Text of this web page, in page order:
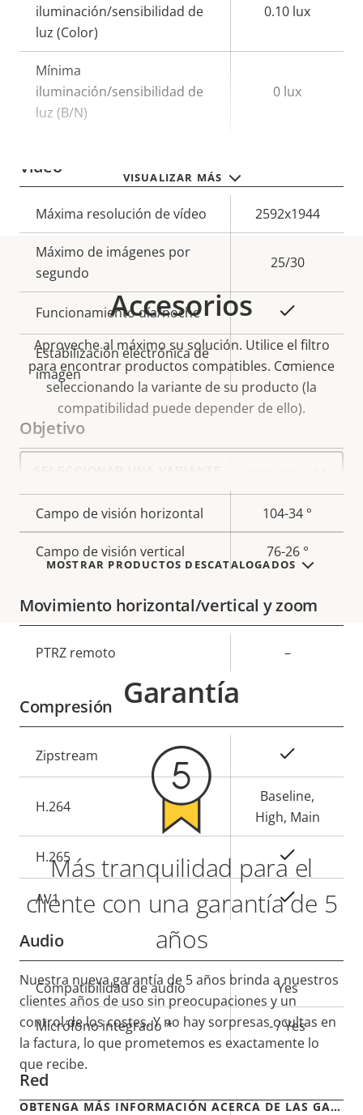
VISUALIZAR MÁS
iluminación/sensibilidad de
luz (Color)
0.10 lux
Mínima
iluminación/sensibilidad de
luz (B/N)
0 lux
Vídeo
Descripción
de
propiedad
Valor de
la
propiedad
Máxima resolución de vídeo 2592x1944
Máximo de imágenes por
segundo
25/30
Funcionamiento día/noche
Estabilización electrónica de
imagen
–
Objetivo
de
propiedad
la
propiedad
Campo de visión horizontal 104-34 °
Campo de visión vertical 76-26 °
Movimiento horizontal/vertical y zoom
Descripción
propiedad
PTRZ remoto –
Compresión
Descripción
de
Valor de
la
propiedad
Zipstream
H.264
Baseline,
High, Main
H.265
AV1 On
Audio
Descripción
de
propiedad
Valor de
la
propiedad
Compatibilidad de audio Yes
Micrófono integrado * - / Yes
Red
Accesorios
Aproveche al máximo su solución. Utilice el filtro
para encontrar productos compatibles. Comience
seleccionando la variante de su producto (la
compatibilidad puede depender de ello).
Select
MOSTRAR PRODUCTOS DESCATALOGADOS
Garantía
Más tranquilidad para el
cliente con una garantía de 5
años
Nuestra nueva garantía de 5 años brinda a nuestros
clientes años de uso sin preocupaciones y un
control de los costes. Y no hay sorpresas ocultas en
la factura, lo que prometemos es exactamente lo
que recibe.
OBTENGA MÁS INFORMACIÓN ACERCA DE LAS GARANTÍAS DE AXIS